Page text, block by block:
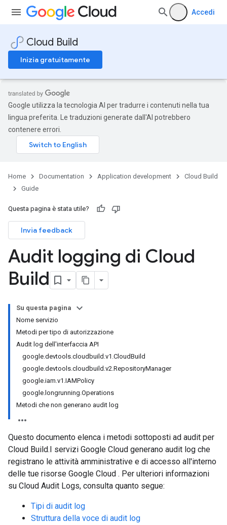
Accedi
Cloud Build
Inizia gratuitamente
Google utilizza la tecnologia AI per tradurre i contenuti nella tua
lingua preferita. Le traduzioni generate dall'AI potrebbero
contenere errori.
Home Documentation Application development
Cloud Build
Guide
Questa pagina è stata utile?
Invia feedback
Audit logging di Cloud
Build
Su questa pagina
Nome servizio
Metodi per tipo di autorizzazione
Audit log dell'interfaccia API
google.devtools.cloudbuild.v1.CloudBuild
google.devtools.cloudbuild.v2.RepositoryManager
google.iam.v1.IAMPolicy
google.longrunning.Operations
Metodi che non generano audit log
Questo documento elenca i metodi sottoposti ad audit per
Cloud Build.I servizi Google Cloud generano audit log che
registrano le attività amministrative e di accesso all'interno
delle tue risorse Google Cloud . Per ulteriori informazioni
su Cloud Audit Logs, consulta quanto segue:
Tipi di audit log
Struttura della voce di audit log